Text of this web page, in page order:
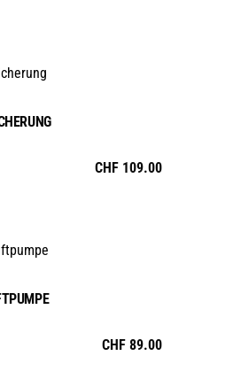
können
der
DEN WARENKORB
CHF 109.00
DEN WARENKORB
CHF 89.00